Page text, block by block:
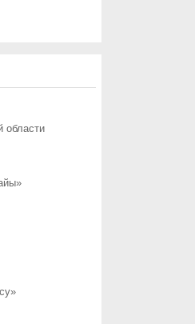
УЧАСТОК ДЛЯ ГОЛОСОВАНИЯ?
в регионы после дебатов
области